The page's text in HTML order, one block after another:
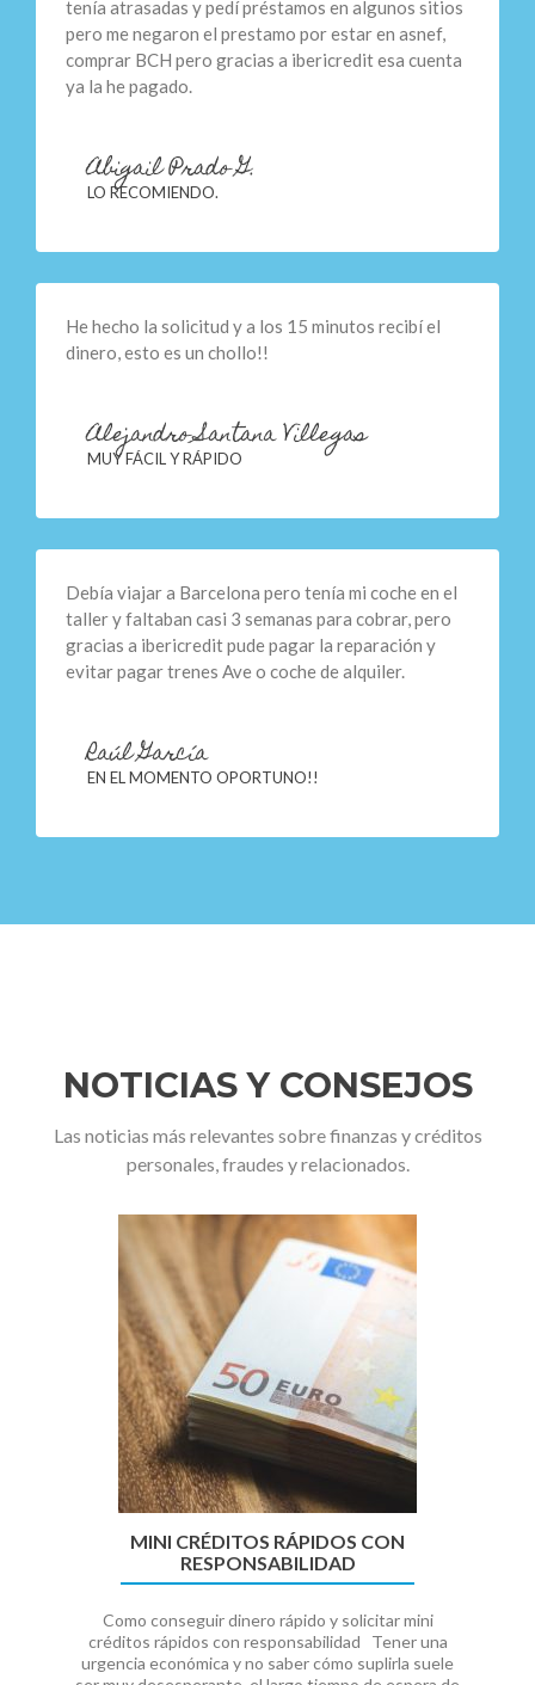
tenía atrasadas y pedí préstamos en algunos sitios
pero me negaron el prestamo por estar en asnef,
comprar BCH pero gracias a ibericredit esa cuenta
ya la he pagado.
Abigail Prado G.
LO RECOMIENDO.
He hecho la solicitud y a los 15 minutos recibí el
dinero, esto es un chollo!!
Alejandro Santana Villegas
MUY FÁCIL Y RÁPIDO
Debía viajar a Barcelona pero tenía mi coche en el
taller y faltaban casi 3 semanas para cobrar, pero
gracias a ibericredit pude pagar la reparación y
evitar pagar trenes Ave o coche de alquiler.
Raúl García
EN EL MOMENTO OPORTUNO!!
NOTICIAS Y CONSEJOS
Las noticias más relevantes sobre finanzas y créditos
personales, fraudes y relacionados.
MINI CRÉDITOS RÁPIDOS CON
RESPONSABILIDAD
Como conseguir dinero rápido y solicitar mini
créditos rápidos con responsabilidad Tener una
urgencia económica y no saber cómo suplirla suele